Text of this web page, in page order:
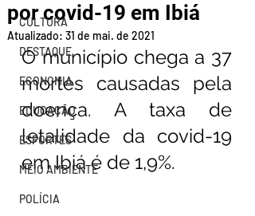
CULTURA
DESTAQUE
ECONOMIA
EDUCAÇÃO
ESPORTES
MEIO AMBIENTE
POLÍCIA
por covid-19 em Ibiá
Atualizado: 31 de mai. de 2021
O município chega a 37
mortes causadas pela
doença. A taxa de
letalidade da covid-19
em Ibiá é de 1,9%.